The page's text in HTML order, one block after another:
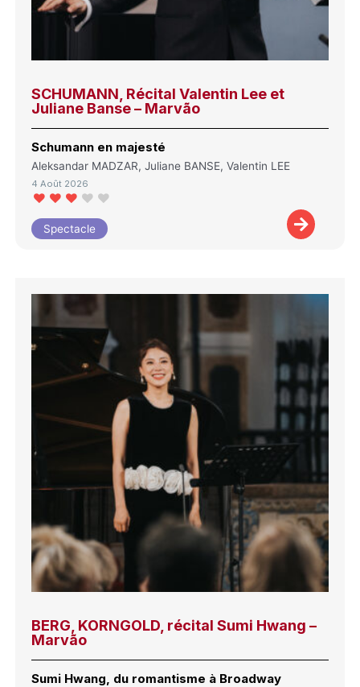
SCHUMANN, Récital Valentin Lee et
Juliane Banse – Marvão
Schumann en majesté
Aleksandar MADZAR, Juliane BANSE, Valentin LEE
4 Août 2026
Spectacle
BERG, KORNGOLD, récital Sumi Hwang –
Marvão
Sumi Hwang, du romantisme à Broadway